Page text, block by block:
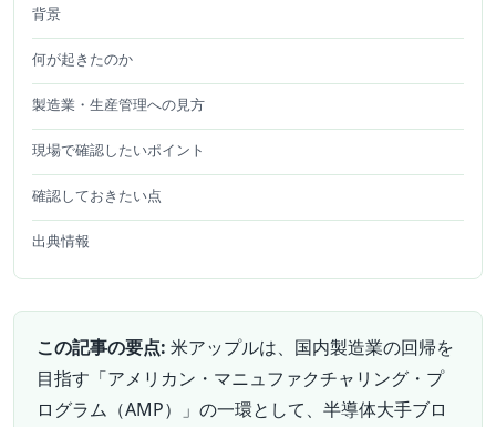
背景
何が起きたのか
製造業・生産管理への見方
現場で確認したいポイント
確認しておきたい点
出典情報
この記事の要点: 米アップルは、国内製造業の回帰を
目指す「アメリカン・マニュファクチャリング・プ
ログラム（AMP）」の一環として、半導体大手ブロ